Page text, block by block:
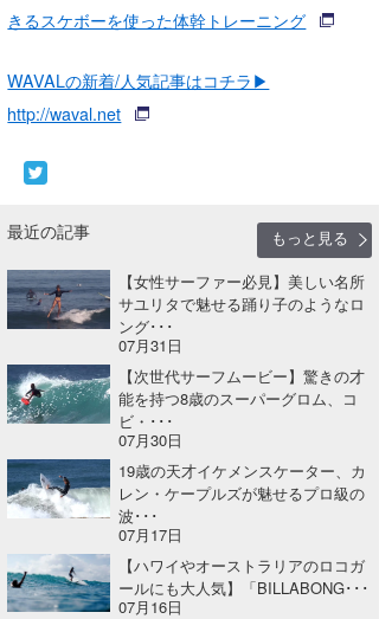
きるスケボーを使った体幹トレーニング
WAVALの新着/人気記事はコチラ▶
http://waval.net
最近の記事
もっと見る
【女性サーファー必見】美しい名所
サユリタで魅せる踊り子のようなロ
ング･･･
07月31日
【次世代サーフムービー】驚きの才
能を持つ8歳のスーパーグロム、コ
ビ・･･･
07月30日
19歳の天才イケメンスケーター、カ
レン・ケープルズが魅せるプロ級の
波･･･
07月17日
【ハワイやオーストラリアのロコガ
ールにも大人気】「BILLABONG･･･
07月16日